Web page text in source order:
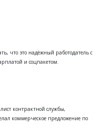
что это надёжный работодатель с
и соцпакетом.
контрактной службы,
коммерческое предложение по